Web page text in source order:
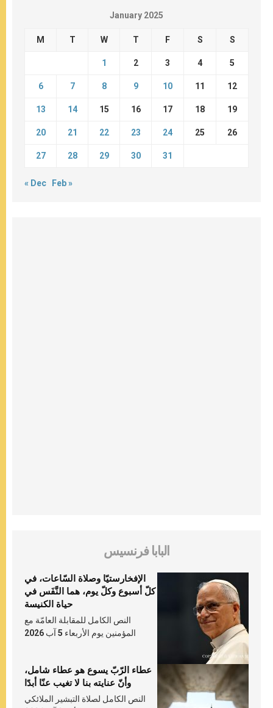
January 2025
M T W T F S S
1 2 3 4 5
6 7 8 9 10 11 12
13 14 15 16 17 18 19
20 21 22 23 24 25 26
27 28 29 30 31
« Dec Feb »
البابا فرنسيس
الإفخارستيّا وصلاة السّاعات، في
كلّ أسبوع وكلّ يوم، هما النَّفَس في
حياة الكنيسة
النص الكامل للمقابلة العامّة مع
المؤمنين يوم الأربعاء 5 آب 2026
عطاء الرّبّ يسوع هو عطاء شامل،
وأنّ عنايته بنا لا تغيب عنّا أبدًا
النص الكامل لصلاة التبشير الملائكي